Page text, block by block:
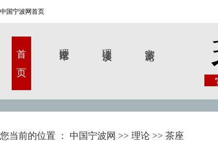
中国宁波网首页
首 页
您当前的位置 ： 中国宁波网 >> 理论 >> 茶座